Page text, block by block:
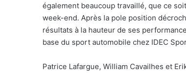
également beaucoup travaillé, que ce
week-end. Après la pole position
résultats à la hauteur de ses
base du sport automobile chez IDEC
Patrice Lafargue, William Cavailhes et